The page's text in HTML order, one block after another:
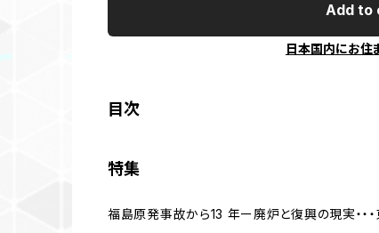
Add to
日本国内にお住
目次
特集
福島原発事故から13 年ー廃炉と復興の現実・